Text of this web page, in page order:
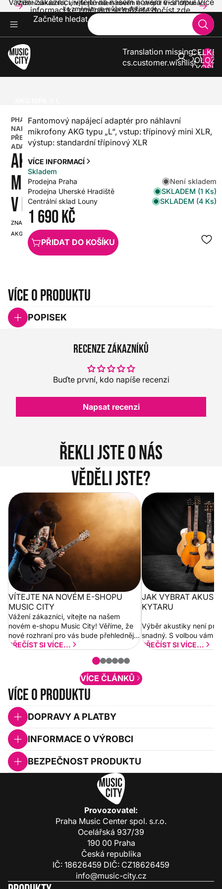
Vážení zákazníci, vítejte na našem novém e-shopu! Více informací
ke změnám se můžete dočíst zde.
Vážení zákazníci, vítejte na našem novém e-shopu! Více
informací ke změnám se můžete dočíst zde.
Začněte hledat
Translation missing:
cs.customer.wishlist
V
0
PHANTOMOVÉ
NAPÁJEČE A
PŘEDZESILOVACÍ
ADAPTÉRY
AKG
MPA
V L
ZNAČKA:
AKG
SKU:
HX0000000080377
Fantomový napájecí adaptér pro náhlavní
mikrofony AKG typu „L“, vstup: třípinový mini XLR,
výstup: standardní třípinový XLR
VÍCE INFORMACÍ
Skladem
Prodejna Praha
Není skladem
Prodejna Uherské Hradiště
SKLADEM (1 Ks)
Centrální sklad Louny
SKLADEM (4 Ks)
1 690 Kč
PŘIDAT DO KOŠÍKU
Více o produktu
POPISEK
Recenze zákazníků
Buďte první, kdo napíše recenzi
Napsat recenzi
Řekli jste o nás
Věděli jste?
Vítejte na novém e-shopu Music
City
VÍTEJTE NA NOVÉM E-SHOPU
MUSIC CITY
Vážení zákazníci, vítejte na našem
novém e-shopu Music City! Věříme, že
nové rozhraní pro vás bude přehlednější
a rychlejší. Postupně budeme přidávat
PŘEČÍST SI VÍCE...
Jak vybrat
JAK VYBRAT
KYTARU
Výběr akustiky není pro
snadný. S volbou vám
PŘEČÍST SI VÍCE...
VÍCE ČLÁNKŮ
Více o produktu
DOPRAVY A PLATBY
INFORMACE O VÝROBCI
BEZPEČNOST PRODUKTU
Provozovatel:
Praha Music Center spol. s.r.o.
Ocelářská 937/39
190 00 Praha
Česká republika
IČ: 18626459 DIČ: CZ18626459
info@music-city.cz